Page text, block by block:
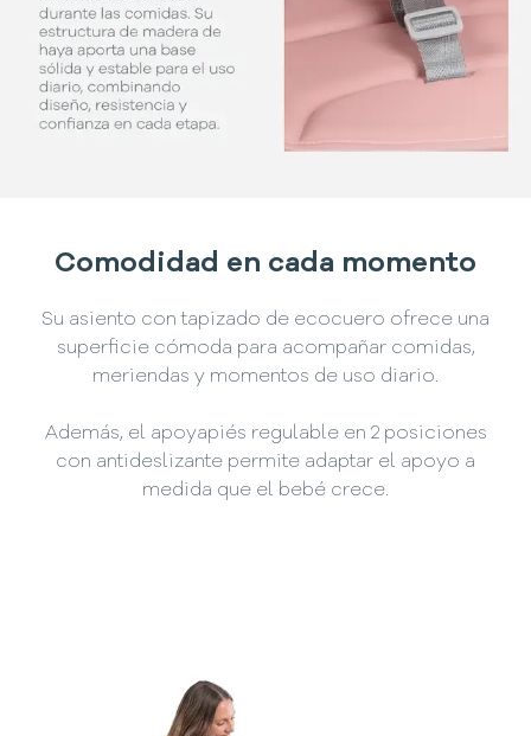
Comodidad en cada momento
Su asiento con tapizado de ecocuero ofrece una
superficie cómoda para acompañar comidas,
meriendas y momentos de uso diario.
Además, el apoyapiés regulable en 2 posiciones
con antideslizante permite adaptar el apoyo a
medida que el bebé crece.